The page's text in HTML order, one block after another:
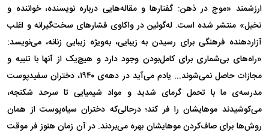
ارزشمند «موج در ذهن: گفتار‌ها و مقاله‌هایی درباره نویسنده، خواننده و
تخیل» منتشر شده است. له‌گوئین در واکاوی فشار‌های سخت‌گیرانه‌ و اغلب
آزاردهنده فرهنگی برای رسیدن به زیبایی، به‌ویژه زیبایی زنانه، می‌نویسد:
«راه‌های بی‌شماری برای کامل‌بودن وجود دارد و هیچ‌یک از آنها با تنبیه و
مجازات حاصل نمی‌شوند... یادم می‌آید در دهه‌ی ۱۹۴۰، دختران سفیدپوست
مدرسه‌ی ما با تحمل گرمای شدید و مواد شیمیایی تا سرحد شکنجه،
می‌کوشیدند موهایشان را فر کند؛ درحالی‌که دختران سیاه‌پوست از همان
روش‌ها برای صاف‌کردن موهایشان بهره می‌بردند. در آن زمان هنوز فر موقت